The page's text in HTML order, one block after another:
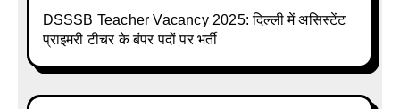
DSSSB Teacher Vacancy 2025: दिल्ली में असिस्टेंट
प्राइमरी टीचर के बंपर पदों पर भर्ती